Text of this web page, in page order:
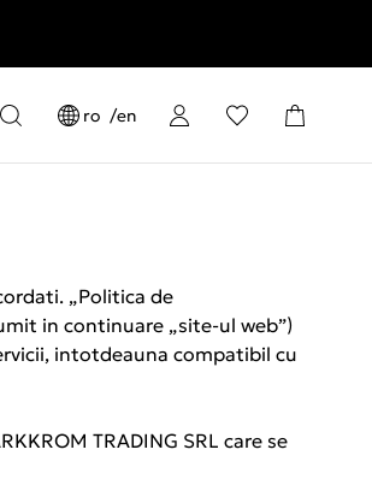
ro en
„Politica de
in continuare „site-ul web”)
intotdeauna compatibil cu
TRADING SRL care se